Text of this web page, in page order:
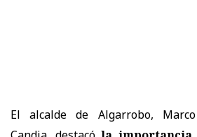
El alcalde de Algarrobo,